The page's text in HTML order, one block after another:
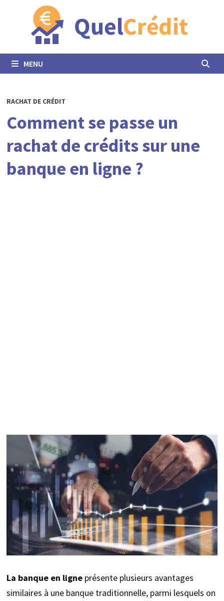
MENU
RACHAT DE CRÉDIT
Comment se passe un
rachat de crédits sur une
banque en ligne ?
La banque en ligneprésente plusieurs avantages
similaires à une banque traditionnelle, parmi lesquels on